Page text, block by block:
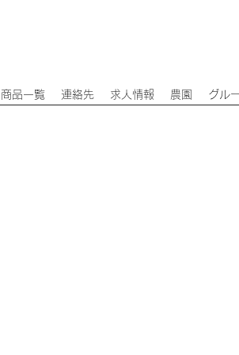
商品一覧 連絡先 求人情報 農園 グル